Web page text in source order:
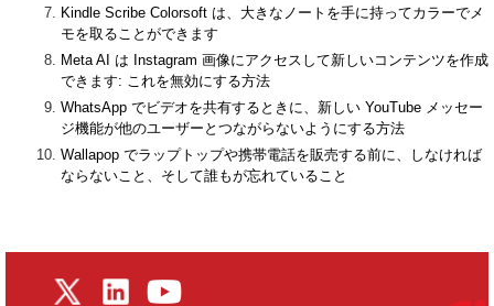
Kindle Scribe Colorsoft は、大きなノートを手に持ってカラーでメ
モを取ることができます
Meta AI は Instagram 画像にアクセスして新しいコンテンツを作成
できます: これを無効にする方法
WhatsApp でビデオを共有するときに、新しい YouTube メッセー
ジ機能が他のユーザーとつながらないようにする方法
Wallapop でラップトップや携帯電話を販売する前に、しなければ
ならないこと、そして誰もが忘れていること